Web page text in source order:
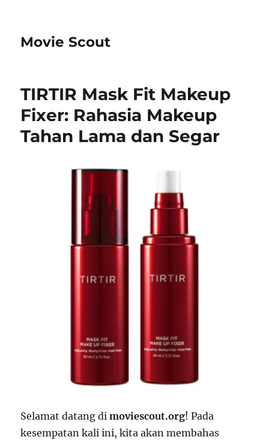
Movie Scout
TIRTIR Mask Fit Makeup
Fixer: Rahasia Makeup
Tahan Lama dan Segar
Selamat datang dimoviescout.org! Pada
kesempatan kali ini, kita akan membahas